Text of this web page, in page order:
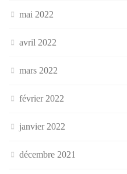
mai 2022
avril 2022
mars 2022
février 2022
janvier 2022
décembre 2021